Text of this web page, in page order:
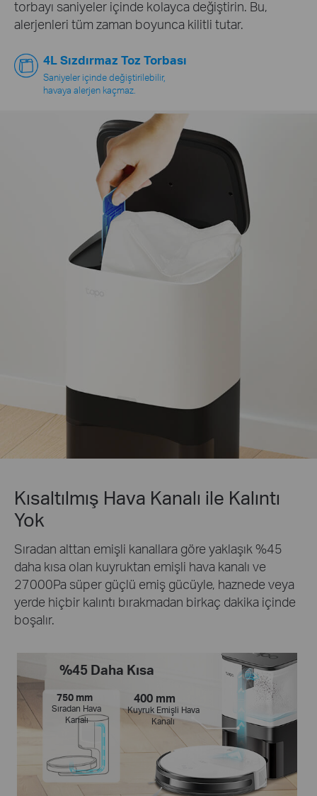
torbayı saniyeler içinde kolayca değiştirin. Bu,
alerjenleri tüm zaman boyunca kilitli tutar.
4L Sızdırmaz Toz Torbası
Saniyeler içinde değiştirilebilir,
havaya alerjen kaçmaz.
Kısaltılmış Hava Kanalı ile Kalıntı
Yok
Sıradan alttan emişli kanallara göre yaklaşık %45
daha kısa olan kuyruktan emişli hava kanalı ve
27000Pa süper güçlü emiş gücüyle, haznede veya
yerde hiçbir kalıntı bırakmadan birkaç dakika içinde
boşalır.
%45 Daha Kısa
750 mm
Sıradan Hava
Kanalı
400 mm
Kuyruk Emişli Hava
Kanalı